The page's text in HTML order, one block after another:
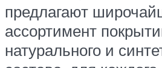
предлагают
ассортимент
натурального и